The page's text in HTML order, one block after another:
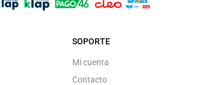
SOPORTE
Mi cuenta
Contacto